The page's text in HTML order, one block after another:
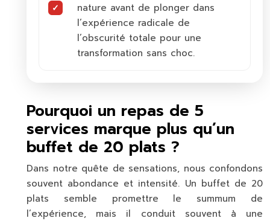
nature avant de plonger dans
l’expérience radicale de
l’obscurité totale pour une
transformation sans choc.
Pourquoi un repas de 5
services marque plus qu’un
buffet de 20 plats ?
Dans notre quête de sensations, nous confondons
souvent abondance et intensité. Un buffet de 20
plats semble promettre le summum de
l’expérience, mais il conduit souvent à une